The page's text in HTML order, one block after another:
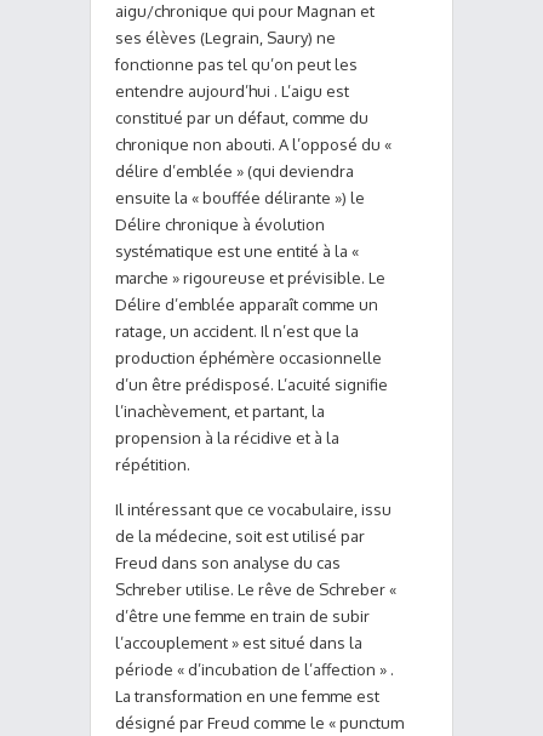
aigu/chronique qui pour Magnan et
ses élèves (Legrain, Saury) ne
fonctionne pas tel qu’on peut les
entendre aujourd’hui . L’aigu est
constitué par un défaut, comme du
chronique non abouti. A l’opposé du «
délire d’emblée » (qui deviendra
ensuite la « bouffée délirante ») le
Délire chronique à évolution
systématique est une entité à la «
marche » rigoureuse et prévisible. Le
Délire d’emblée apparaît comme un
ratage, un accident. Il n’est que la
production éphémère occasionnelle
d’un être prédisposé. L’acuité signifie
l’inachèvement, et partant, la
propension à la récidive et à la
répétition.
Il intéressant que ce vocabulaire, issu
de la médecine, soit est utilisé par
Freud dans son analyse du cas
Schreber utilise. Le rêve de Schreber «
d’être une femme en train de subir
l’accouplement » est situé dans la
période « d’incubation de l’affection » .
La transformation en une femme est
désigné par Freud comme le « punctum